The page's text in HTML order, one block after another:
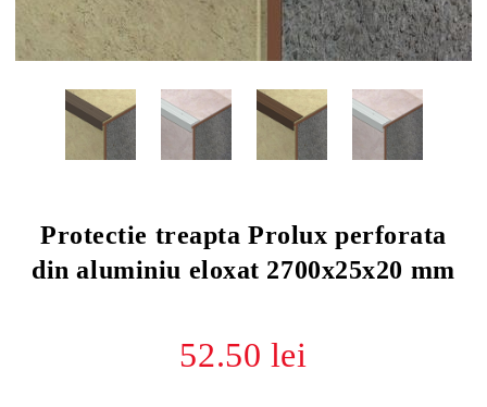
Protectie treapta Prolux perforata
din aluminiu eloxat 2700x25x20 mm
52.50 lei